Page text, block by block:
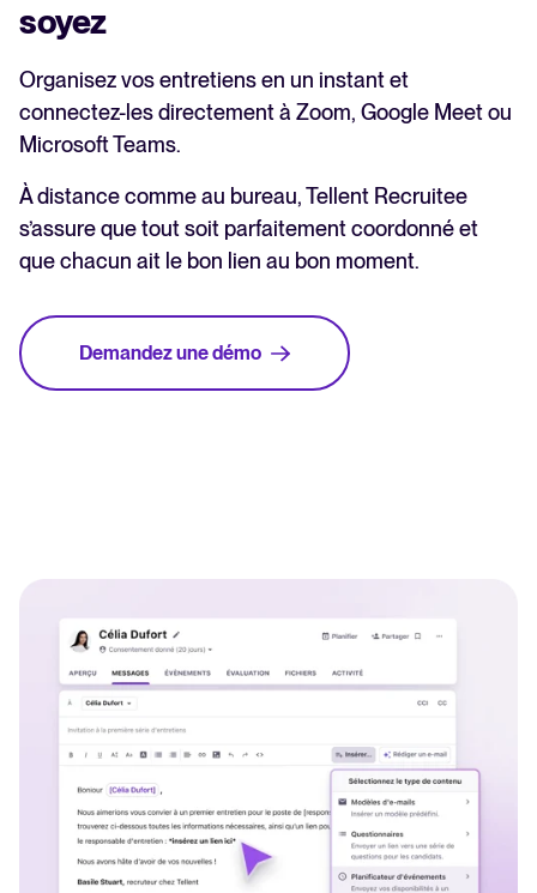
soyez
Organisez vos entretiens en un instant et
connectez-les directement à Zoom, Google Meet ou
Microsoft Teams.
À distance comme au bureau, Tellent Recruitee
s’assure que tout soit parfaitement coordonné et
que chacun ait le bon lien au bon moment.
Demandez une démo